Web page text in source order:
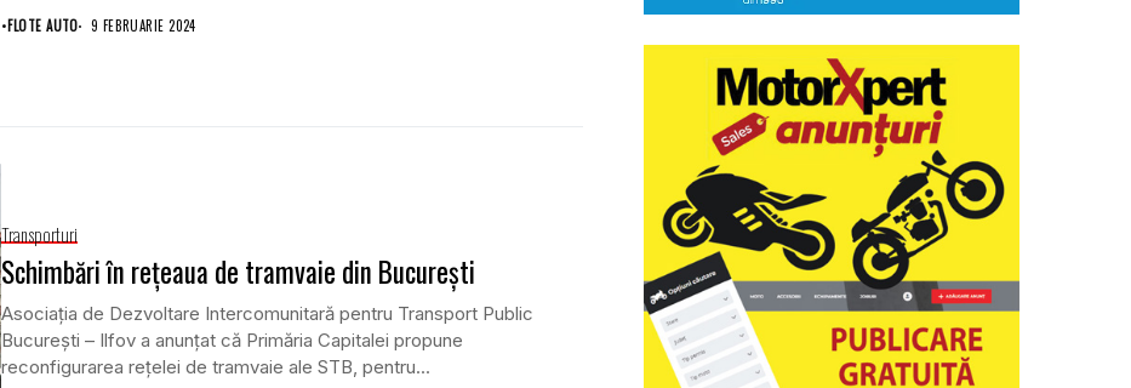
•FLOTE AUTO 9 FEBRUARIE 2024
Transporturi
Schimbări în reţeaua de tramvaie din Bucureşti
Asociaţia de Dezvoltare Intercomunitară pentru Transport Public
Bucureşti – Ilfov a anunţat că Primăria Capitalei propune
reconfigurarea reţelei de tramvaie ale STB, pentru...